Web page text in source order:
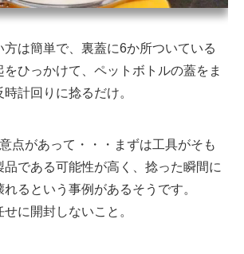
方は簡単で、裏蓋に6か所ついている
ひっかけて、ペットボトルの蓋をま
計回りに捻るだけ。
点があって・・・まずは工具がそも
品である可能性が高く、捻った瞬間に
れるという事例があるそうです。
に開封しないこと。